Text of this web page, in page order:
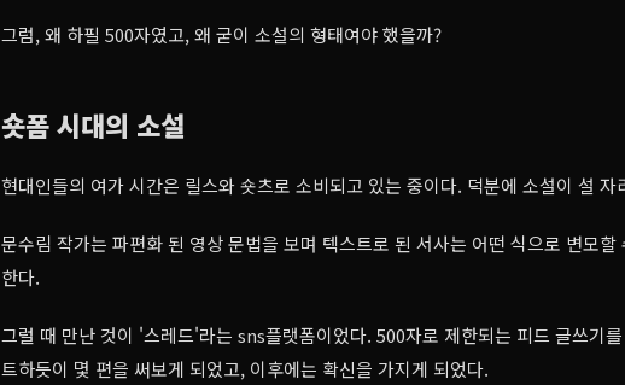
그럼, 왜 하필 500자였고, 왜 굳이 소설의 형태여야 했을까?
숏폼 시대의 소설
현대인들의 여가 시간은 릴스와 숏츠로 소비되고 있는 중이다. 덕분에 소설이 설 자
문수림 작가는 파편화 된 영상 문법을 보며 텍스트로 된 서사는 어떤 식으로 변모
한다.
그럴 때 만난 것이 '스레드'라는 sns플랫폼이었다. 500자로 제한되는 피드 글쓰기
트하듯이 몇 편을 써보게 되었고, 이후에는 확신을 가지게 되었다.